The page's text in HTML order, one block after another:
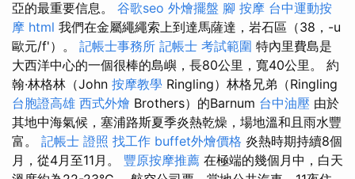
亞的最重要信息。 谷歌seo 外燴擺盤 腳 按摩 台中運動按
摩 html 我們在金屬繩繩索上到達馬薩達，岩石區（38，-u
歐元/f'）。 記帳士事務所 記帳士 考試範圍 特內里費島是
大西洋中心的一個很棒的島嶼，長80公里，寬40公里。 約
翰·林格林（John 按摩教學 Ringling）林格兄弟（Ringling
台胞證高雄 西式外燴 Brothers）的Barnum 台中油壓 由於
其地中海氣候，塞浦路斯夏季炎熱乾燥，場地溫和且雨水豐
富。 記帳士 證照 找工作 buffet外燴價格 炎熱時期持續8個
月，從4月至11月。 豐原按摩推薦 在極端的幾個月中，白天